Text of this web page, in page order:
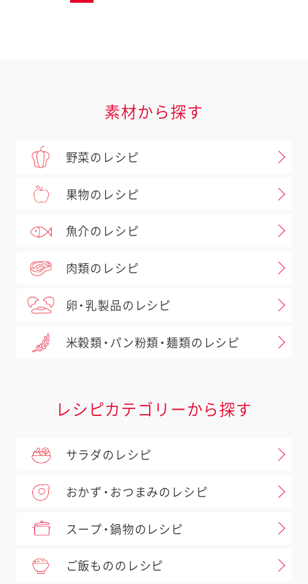
素材から探す
野菜のレシピ
果物のレシピ
魚介のレシピ
肉類のレシピ
卵・乳製品のレシピ
米穀類・パン粉類・麺類のレシピ
レシピカテゴリーから探す
サラダのレシピ
おかず・おつまみのレシピ
スープ・鍋物のレシピ
ご飯もののレシピ